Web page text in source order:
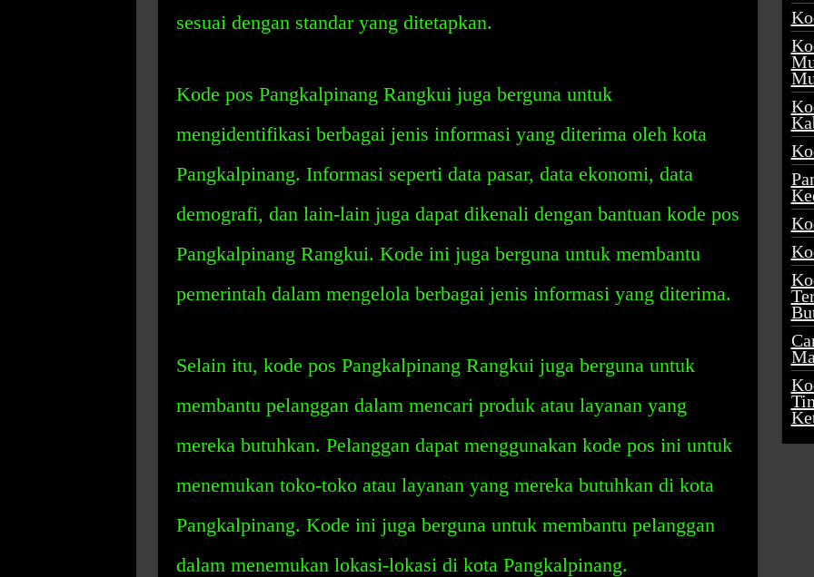
sesuai dengan standar yang ditetapkan.
Kode pos Pangkalpinang Rangkui juga berguna untuk
mengidentifikasi berbagai jenis informasi yang diterima oleh kota
Pangkalpinang. Informasi seperti data pasar, data ekonomi, data
demografi, dan lain-lain juga dapat dikenali dengan bantuan kode pos
Pangkalpinang Rangkui. Kode ini juga berguna untuk membantu
pemerintah dalam mengelola berbagai jenis informasi yang diterima.
Selain itu, kode pos Pangkalpinang Rangkui juga berguna untuk
membantu pelanggan dalam mencari produk atau layanan yang
mereka butuhkan. Pelanggan dapat menggunakan kode pos ini untuk
menemukan toko-toko atau layanan yang mereka butuhkan di kota
Pangkalpinang. Kode ini juga berguna untuk membantu pelanggan
dalam menemukan lokasi-lokasi di kota Pangkalpinang.